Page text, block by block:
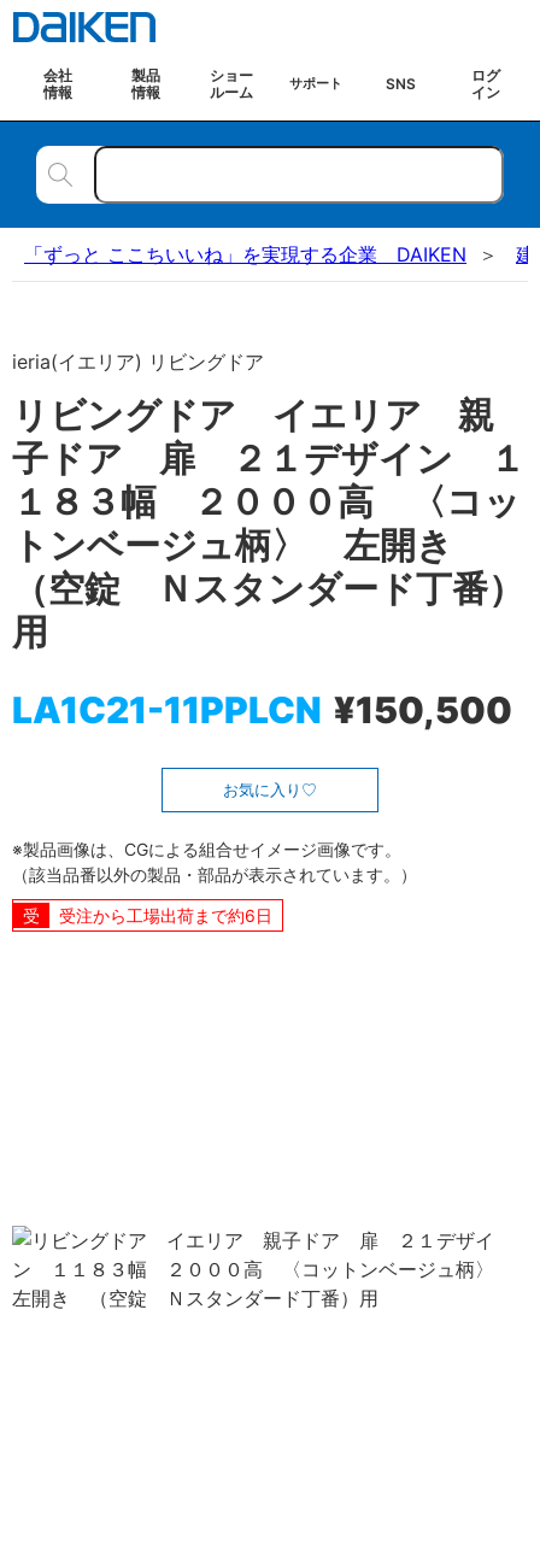
会社
情報
製品
情報
ショー
ルーム
サポート SNS
ログ
イン
「ずっと ここちいいね」を実現する企業 DAIKEN 建
ieria(イエリア) リビングドア
リビングドア イエリア 親
子ドア 扉 ２１デザイン １
１８３幅 ２０００高 〈コッ
トンベージュ柄〉 左開き
（空錠 Ｎスタンダード丁番）
用
LA1C21-11PPLCN ¥150,500
お気に入り
※製品画像は、CGによる組合せイメージ画像です。
（該当品番以外の製品・部品が表示されています。）
受注から工場出荷まで約6日